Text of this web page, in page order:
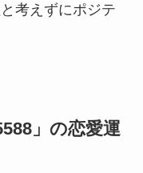
考えずにポジテ
」の恋愛運